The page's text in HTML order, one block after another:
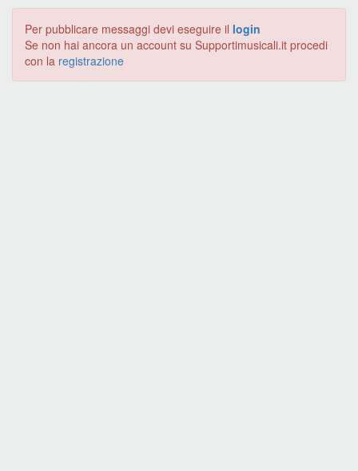
Per pubblicare messaggi devi eseguire il login
Se non hai ancora un account su Supportimusicali.it procedi
con la registrazione